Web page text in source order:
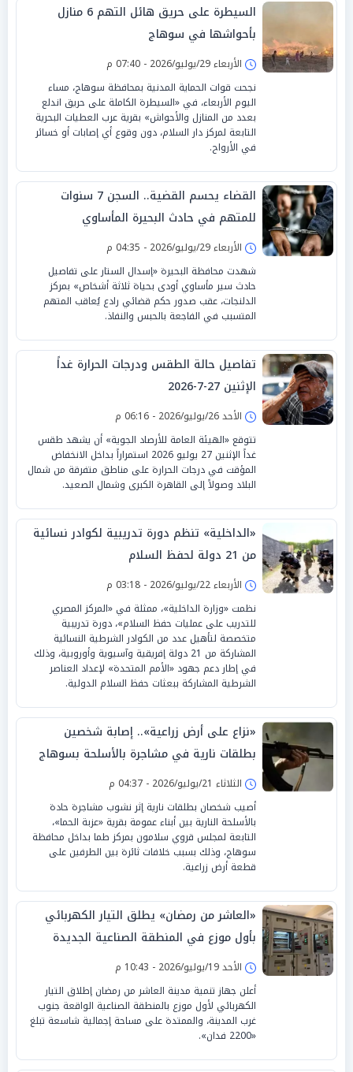
السيطرة على حريق هائل التهم 6 منازل
بأحواشها في سوهاج
الأربعاء 29/يوليو/2026 - 07:40 م
نجحت قوات الحماية المدنية بمحافظة سوهاج، مساء
اليوم الأربعاء، في «السيطرة الكاملة على حريق اندلع
بعدد من المنازل والأحواش» بقرية عرب العطيات البحرية
التابعة لمركز دار السلام، دون وقوع أي إصابات أو خسائر
في الأرواح.
القضاء يحسم القضية.. السجن 7 سنوات
للمتهم في حادث البحيرة المأساوي
الأربعاء 29/يوليو/2026 - 04:35 م
شهدت محافظة البحيرة «إسدال الستار على تفاصيل
حادث سير مأساوي أودى بحياة ثلاثة أشخاص» بمركز
الدلنجات، عقب صدور حكم قضائي رادع يُعاقب المتهم
المتسبب في الفاجعة بالحبس والنفاذ.
تفاصيل حالة الطقس ودرجات الحرارة غداً
الإثنين 27-7-2026
الأحد 26/يوليو/2026 - 06:16 م
تتوقع «الهيئة العامة للأرصاد الجوية» أن يشهد طقس
غداً الإثنين 27 يوليو 2026 استمراراً بداخل الانخفاض
المؤقت في درجات الحرارة على مناطق متفرقة من شمال
البلاد وصولاً إلى القاهرة الكبرى وشمال الصعيد.
«الداخلية» تنظم دورة تدريبية لكوادر نسائية
من 21 دولة لحفظ السلام
الأربعاء 22/يوليو/2026 - 03:18 م
نظمت «وزارة الداخلية»، ممثلة في «المركز المصري
للتدريب على عمليات حفظ السلام»، دورة تدريبية
متخصصة لتأهيل عدد من الكوادر الشرطية النسائية
المشاركة من 21 دولة إفريقية وآسيوية وأوروبية، وذلك
في إطار دعم جهود «الأمم المتحدة» لإعداد العناصر
الشرطية المشاركة ببعثات حفظ السلام الدولية.
«نزاع على أرض زراعية».. إصابة شخصين
بطلقات نارية في مشاجرة بالأسلحة بسوهاج
الثلاثاء 21/يوليو/2026 - 04:37 م
أصيب شخصان بطلقات نارية إثر نشوب مشاجرة حادة
بالأسلحة النارية بين أبناء عمومة بقرية «عزبة الحما»،
التابعة لمجلس قروي سلامون بمركز طما بداخل محافظة
سوهاج، وذلك بسبب خلافات ثائرة بين الطرفين على
قطعة أرض زراعية.
«العاشر من رمضان» يطلق التيار الكهربائي
بأول موزع في المنطقة الصناعية الجديدة
الأحد 19/يوليو/2026 - 10:43 م
أعلن جهاز تنمية مدينة العاشر من رمضان إطلاق التيار
الكهربائي لأول موزع بالمنطقة الصناعية الواقعة جنوب
غرب المدينة، والممتدة على مساحة إجمالية شاسعة تبلغ
«2200 فدان».